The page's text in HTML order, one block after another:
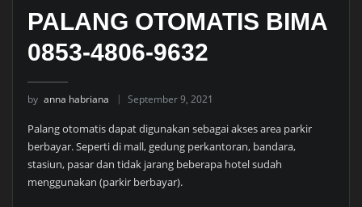
PALANG OTOMATIS BIMA
0853-4806-9632
by anna habriana September 9, 2021
Palang otomatis dapat digunakan sebagai akses area parkir
berbayar. Seperti di mall, gedung perkantoran, bandara,
stasiun, pasar dan tidak jarang beberapa hotel sudah
menggunakan (parkir berbayar).